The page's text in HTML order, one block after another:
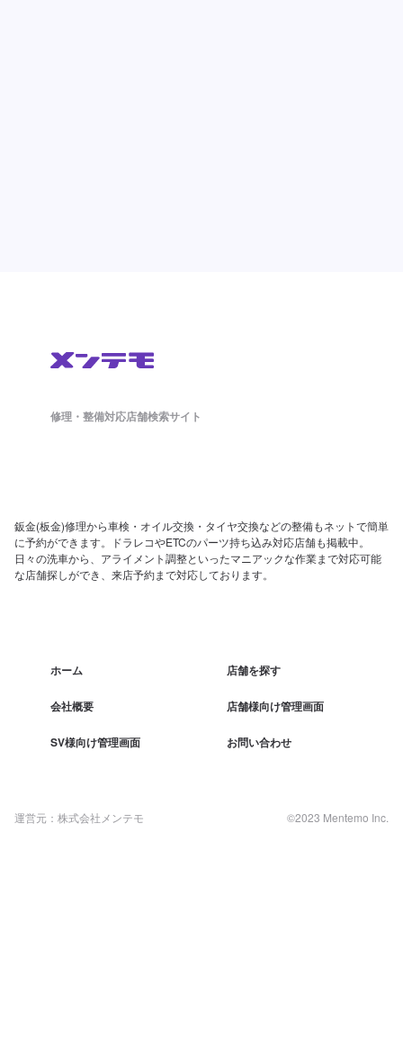
修理・整備対応店舗検索サイト
鈑金(板金)修理から車検・オイル交換・タイヤ交換などの整備もネットで簡単
に予約ができます。ドラレコやETCのパーツ持ち込み対応店舗も掲載中。
日々の洗車から、アライメント調整といったマニアックな作業まで対応可能
な店舗探しができ、来店予約まで対応しております。
ホーム 店舗を探す
会社概要 店舗様向け管理画面
SV様向け管理画面 お問い合わせ
運営元：株式会社メンテモ ©2023 Mentemo Inc.